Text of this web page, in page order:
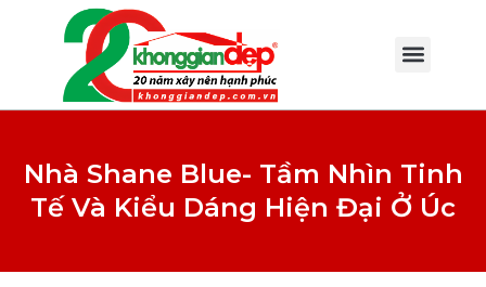
Nhà Shane Blue- Tầm Nhìn Tinh
Tế Và Kiểu Dáng Hiện Đại Ở Úc